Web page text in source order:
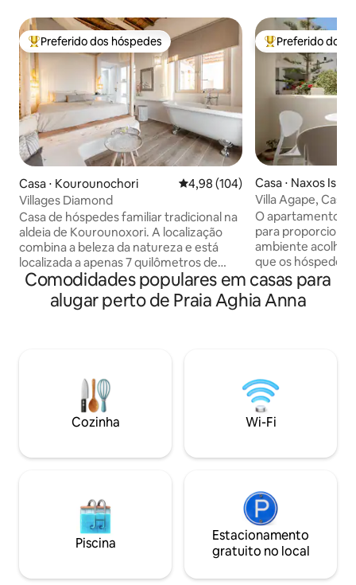
Entre os melhores preferidos dos hóspedes
Preferido dos hóspedes
Casa ⋅ Kourounochori 4,98 de uma avaliação média de
4,98 (104)
Villages Diamond
Casa de hóspedes familiar tradicional na
aldeia de Kourounoxori. A localização
combina a beleza da natureza e está
localizada a apenas 7 quilômetros de
Chora. Enquanto nas proximidades há
excelentes aldeias de tradição e sabor.
Em nosso alojamento você vai encontrar
vintage para momentos de
relaxamento! Também um segundo
quarto com 2 camas de solteiro e uma
escrivaninha! Claro um banheiro.
Entre os
Preferido dos
Casa ⋅ Naxos
Villa Agape, Casa
de Naxos
O apartamento
para
ambiente
que os hóspedes
apesar de
apartamento
equipado com
como dois
localização
cidade, os
desfrutar do
Comodidades populares em casas para
alugar perto de Praia Aghia Anna
Cozinha Wi-Fi
Piscina
Estacionamento
gratuito no local